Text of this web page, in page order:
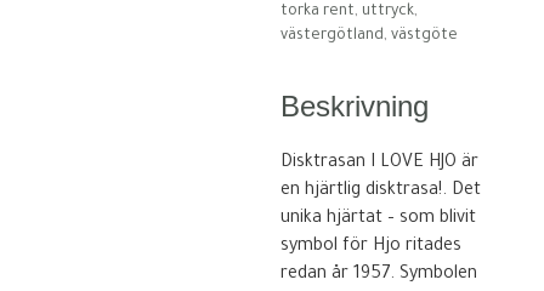
torka rent, uttryck,
västergötland,västgöte
Beskrivning
Disktrasan I LOVE HJO är
en hjärtlig disktrasa!. Det
unika hjärtat – som blivit
symbol för Hjo ritades
redan år 1957. Symbolen